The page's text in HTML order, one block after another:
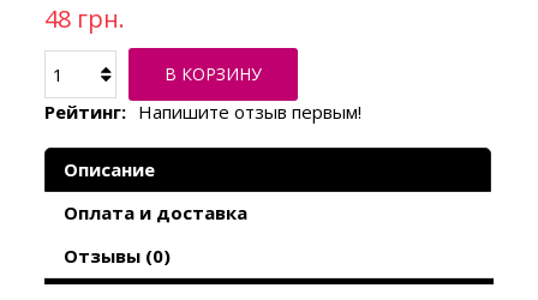
48 грн.
В КОРЗИНУ
Рейтинг: Напишите отзыв первым!
Описание
Оплата и доставка
Отзывы (0)